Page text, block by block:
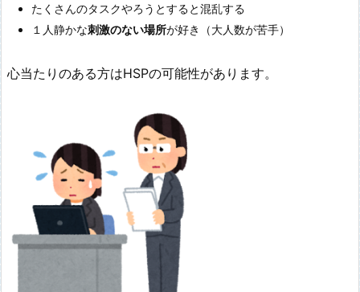
たくさんのタスクやろうとすると混乱する
１人静かな刺激のない場所が好き（大人数が苦手）
心当たりのある方はHSPの可能性があります。